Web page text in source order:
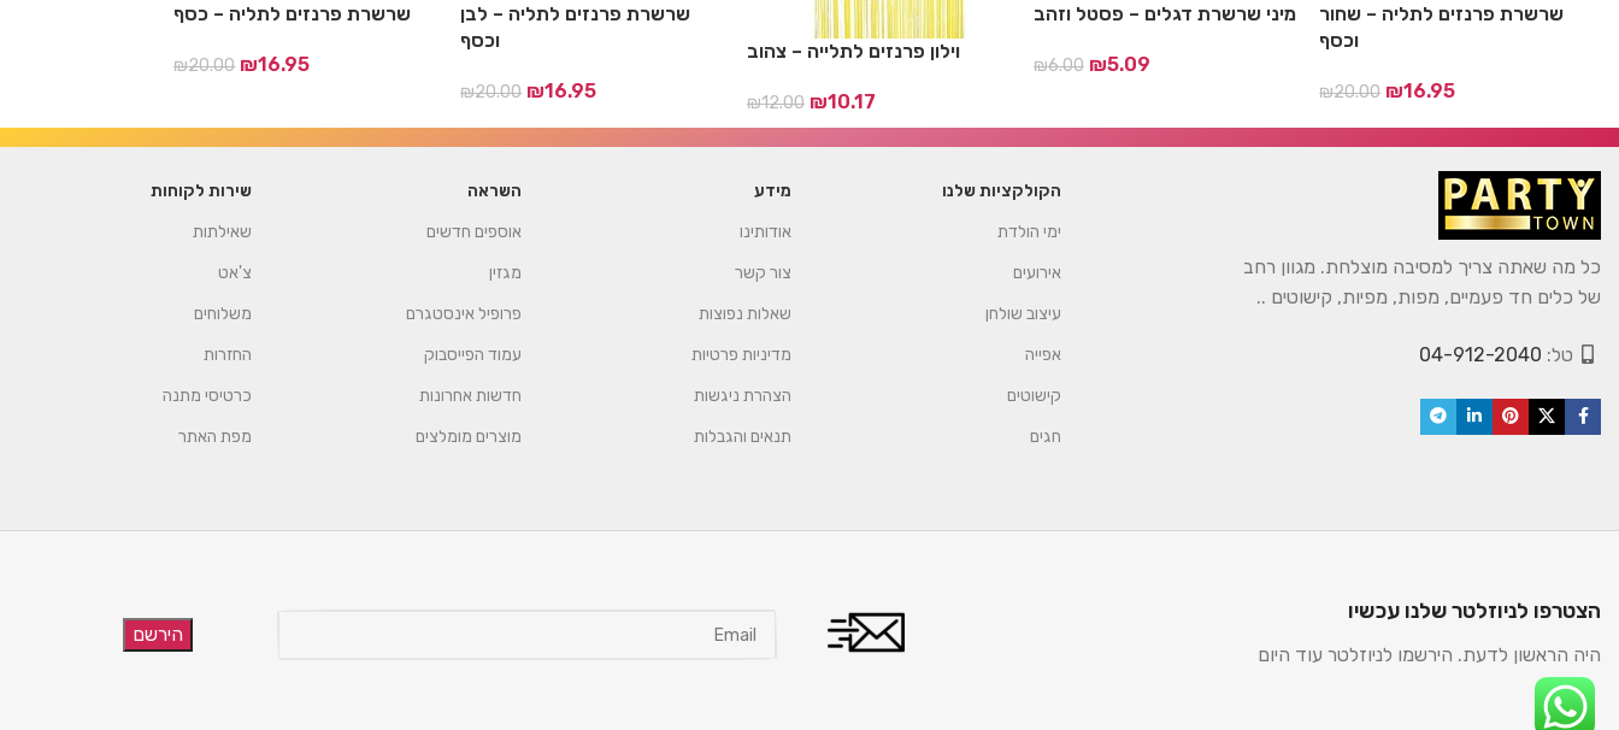
שרשרת פרנזים לתליה – כסף
₪20.00 ₪16.95
שרשרת פרנזים לתליה – לבן
וכסף
₪20.00 ₪16.95
וילון פרנזים לתלייה – צהוב
₪12.00 ₪10.17
מיני שרשרת דגלים – פסטל וזהב
₪6.00 ₪5.09
שרשרת פרנזים לתליה – שחור
וכסף
₪20.00 ₪16.95
כל מה שאתה צריך למסיבה מוצלחת. מגוון רחב
של כלים חד פעמיים, מפות, מפיות, קישוטים ..
טל: 04-912-2040
הקולקציות שלנו
ימי הולדת
אירועים
עיצוב שולחן
אפייה
קישוטים
חגים
מידע
אודותינו
צור קשר
שאלות נפוצות
מדיניות פרטיות
הצהרת ניגשות
תנאים והגבלות
השראה
אוספים חדשים
מגזין
פרופיל אינסטגרם
עמוד הפייסבוק
חדשות אחרונות
מוצרים מומלצים
שירות לקוחות
שאילתות
צ'אט
משלוחים
החזרות
כרטיסי מתנה
מפת האתר
הצטרפו לניוזלטר שלנו עכשיו
היה הראשון לדעת. הירשמו לניוזלטר עוד היום
הירשם